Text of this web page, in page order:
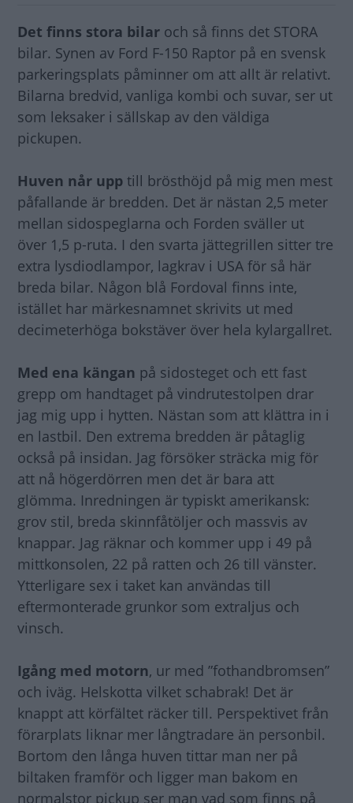
Det finns stora bilar och så finns det STORA
bilar. Synen av Ford F-150 Raptor på en svensk
parkeringsplats påminner om att allt är relativt.
Bilarna bredvid, vanliga kombi och suvar, ser ut
som leksaker i sällskap av den väldiga
pickupen.
Huven når upp till brösthöjd på mig men mest
påfallande är bredden. Det är nästan 2,5 meter
mellan sidospeglarna och Forden sväller ut
över 1,5 p-ruta. I den svarta jättegrillen sitter tre
extra lysdiodlampor, lagkrav i USA för så här
breda bilar. Någon blå Fordoval finns inte,
istället har märkesnamnet skrivits ut med
decimeterhöga bokstäver över hela kylargallret.
Med ena kängan på sidosteget och ett fast
grepp om handtaget på vindrutestolpen drar
jag mig upp i hytten. Nästan som att klättra in i
en lastbil. Den extrema bredden är påtaglig
också på insidan. Jag försöker sträcka mig för
att nå högerdörren men det är bara att
glömma. Inredningen är typiskt amerikansk:
grov stil, breda skinnfåtöljer och massvis av
knappar. Jag räknar och kommer upp i 49 på
mittkonsolen, 22 på ratten och 26 till vänster.
Ytterligare sex i taket kan användas till
eftermonterade grunkor som extraljus och
vinsch.
Igång med motorn, ur med ”fothandbromsen”
och iväg. Helskotta vilket schabrak! Det är
knappt att körfältet räcker till. Perspektivet från
förarplats liknar mer långtradare än personbil.
Bortom den långa huven tittar man ner på
biltaken framför och ligger man bakom en
normalstor pickup ser man vad som finns på